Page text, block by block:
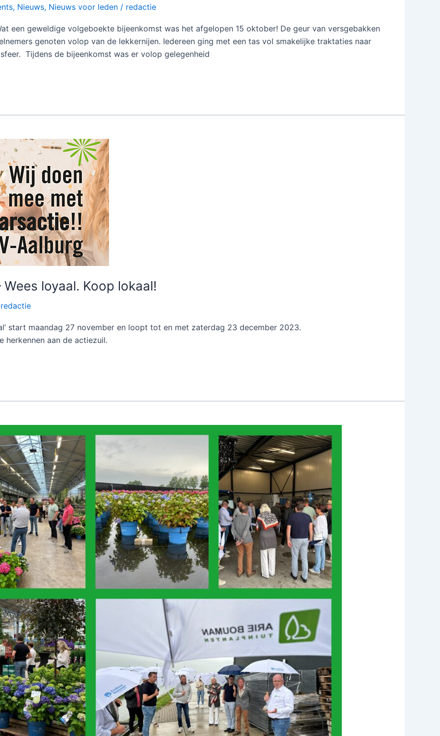
, Nieuws, Nieuws voor leden / redactie
een geweldige volgeboekte bijeenkomst was het afgelopen 15 oktober! De geur van versgebakken
genoten volop van de lekkernijen. Iedereen ging met een tas vol smakelijke traktaties naar
Tijdens de bijeenkomst was er volop gelegenheid
Wees loyaal. Koop lokaal!
redactie
start maandag 27 november en loopt tot en met zaterdag 23 december 2023.
herkennen aan de actiezuil.